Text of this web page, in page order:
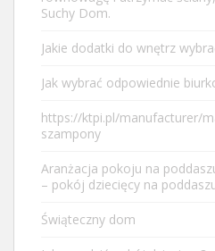
Suchy Dom.
Jakie dodatki do wnętrz
Jak wybrać odpowiednie
https://ktpi.pl/manufacturer/
szampony
Aranżacja pokoju na
– pokój dziecięcy na
Świąteczny dom